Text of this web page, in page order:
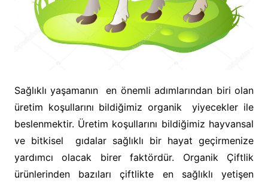
Sağlıklı yaşamanın en önemli adımlarından biri olan
üretim koşullarını bildiğimiz organik yiyecekler ile
beslenmektir. Üretim koşullarını bildiğimiz hayvansal
ve bitkisel gıdalar sağlıklı bir hayat geçirmenize
yardımcı olacak birer faktördür. Organik Çiftlik
ürünlerinden bazıları çiftlikte en sağlıklı yetişen